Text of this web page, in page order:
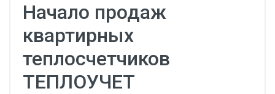
Начало продаж
квартирных
теплосчетчиков
ТЕПЛОУЧЕТ